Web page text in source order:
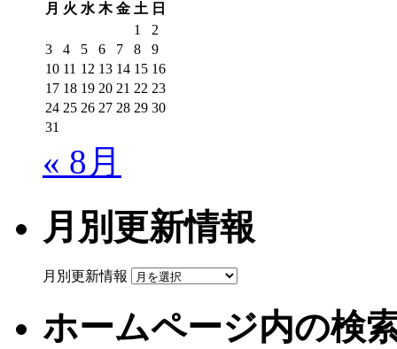
月 火 水 木 金 土 日
1
2
3
4 5 6 7 8
9
10 11 12 13 14 15 16
17 18 19 20 21 22 23
24 25 26 27 28 29 30
31
« 8月
月別更新情報
月別更新情報
ホームページ内の検